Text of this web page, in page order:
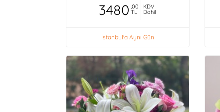
3480 ,00
TL
KDV
Dahil
İstanbul'a Aynı Gün